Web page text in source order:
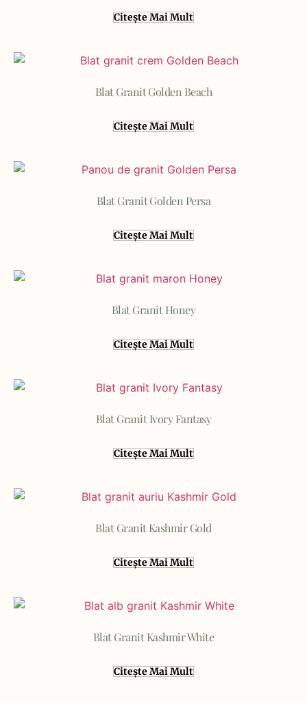
Citește Mai Mult
Blat Granit Golden Beach
Citește Mai Mult
Blat Granit Golden Persa
Citește Mai Mult
Blat Granit Honey
Citește Mai Mult
Blat Granit Ivory Fantasy
Citește Mai Mult
Blat Granit Kashmir Gold
Citește Mai Mult
Blat Granit Kashmir White
Citește Mai Mult